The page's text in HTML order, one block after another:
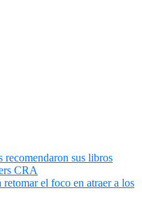
recomendaron sus libros
CRA
el foco en atraer a los